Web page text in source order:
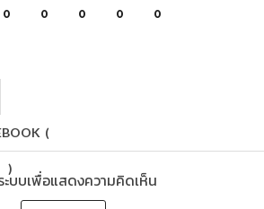
0 0 0 0 0
(
)
ะบบเพื่อแสดงความคิดเห็น